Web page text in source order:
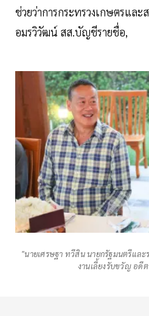
ช่วยว่าการกระทรวงเกษตรแล
อมรวิวัฒน์ สส.บัญชีรายชื่อ,
"นายเศรษฐา ทวีสิน นายกรัฐมนตรีและ
งานเลี้ยงรับขวัญ อดี